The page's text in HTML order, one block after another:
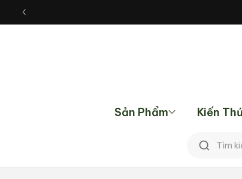
đến nội
dung
Sản Phẩm Kiến
Tìm